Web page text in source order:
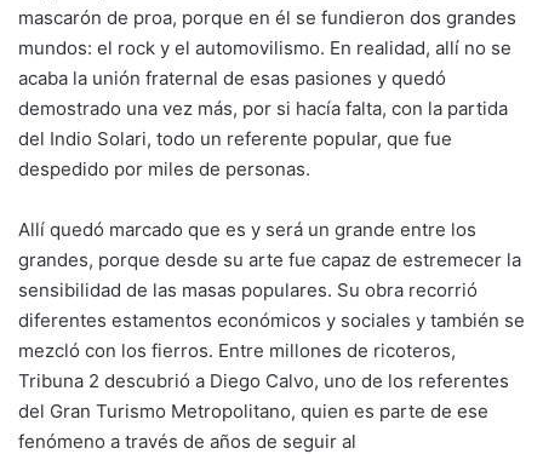
mascarón de proa, porque en él se fundieron dos grandes
mundos: el rock y el automovilismo. En realidad, allí no se
acaba la unión fraternal de esas pasiones y quedó
demostrado una vez más, por si hacía falta, con la partida
del Indio Solari, todo un referente popular, que fue
despedido por miles de personas.
Allí quedó marcado que es y será un grande entre los
grandes, porque desde su arte fue capaz de estremecer la
sensibilidad de las masas populares. Su obra recorrió
diferentes estamentos económicos y sociales y también se
mezcló con los fierros. Entre millones de ricoteros,
Tribuna 2 descubrió a Diego Calvo, uno de los referentes
del Gran Turismo Metropolitano, quien es parte de ese
fenómeno a través de años de seguir al